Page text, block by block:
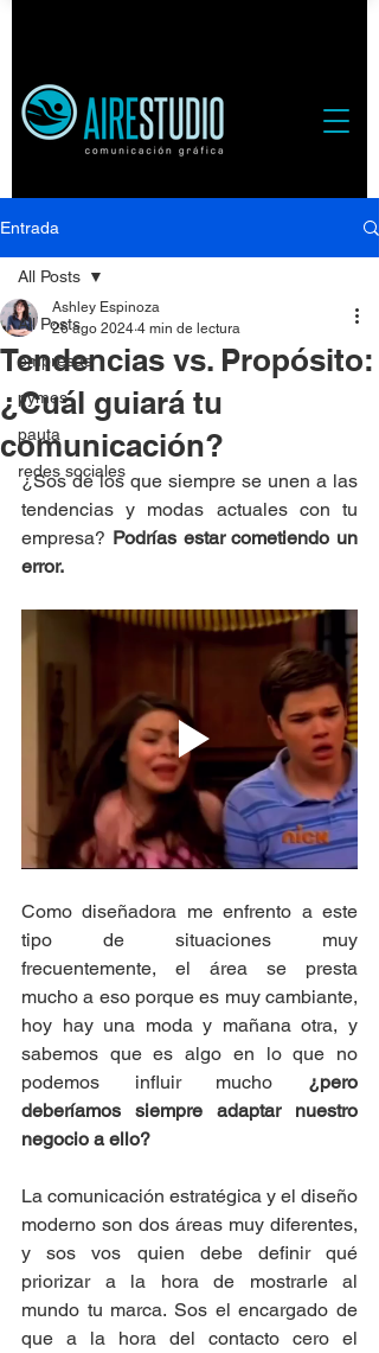
Entrada
All Posts
empresas
pymes
pauta
redes sociales
All Posts
Tendencias vs. Propósito:
¿Cuál guiará tu
comunicación?
Ashley Espinoza
26 ago 2024 4 min de lectura
¿Sos de los que siempre se unen a las
tendencias y modas actuales con tu
empresa? Podrías estar cometiendo un
error.
Como diseñadora me enfrento a este
tipo de situaciones muy
frecuentemente, el área se presta
mucho a eso porque es muy cambiante,
hoy hay una moda y mañana otra, y
sabemos que es algo en lo que no
podemos influir mucho ¿pero
deberíamos siempre adaptar nuestro
negocio a ello?
La comunicación estratégica y el diseño
moderno son dos áreas muy diferentes,
y sos vos quien debe definir qué
priorizar a la hora de mostrarle al
mundo tu marca. Sos el encargado de
que a la hora del contacto cero el